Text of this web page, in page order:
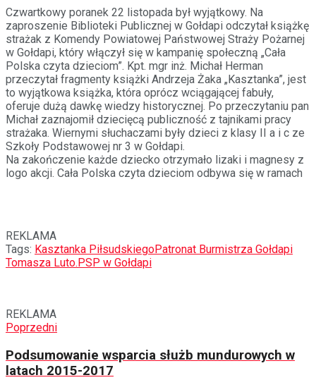
Czwartkowy poranek 22 listopada był wyjątkowy. Na
zaproszenie Biblioteki Publicznej w Gołdapi odczytał książkę
strażak z Komendy Powiatowej Państwowej Straży Pożarnej
w Gołdapi, który włączył się w kampanię społeczną „Cała
Polska czyta dzieciom”. Kpt. mgr inż. Michał Herman
przeczytał fragmenty książki Andrzeja Żaka „Kasztanka”, jest
to wyjątkowa książka, która oprócz wciągającej fabuły,
oferuje dużą dawkę wiedzy historycznej. Po przeczytaniu pan
Michał zaznajomił dziecięcą publiczność z tajnikami pracy
strażaka. Wiernymi słuchaczami były dzieci z klasy II a i c ze
Szkoły Podstawowej nr 3 w Gołdapi.
Na zakończenie każde dziecko otrzymało lizaki i magnesy z
logo akcji. Cała Polska czyta dzieciom odbywa się w ramach
REKLAMA
Tags: Kasztanka PiłsudskiegoPatronat Burmistrza Gołdapi
Tomasza Luto. PSP w Gołdapi
REKLAMA
Poprzedni
Podsumowanie wsparcia służb mundurowych w
latach 2015-2017